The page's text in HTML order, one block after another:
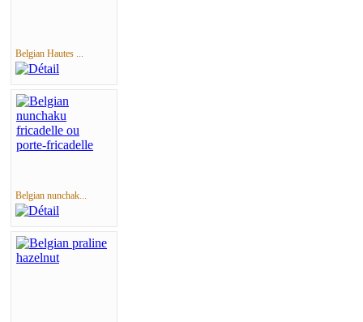
Belgian Hautes ...
Belgian nunchak...